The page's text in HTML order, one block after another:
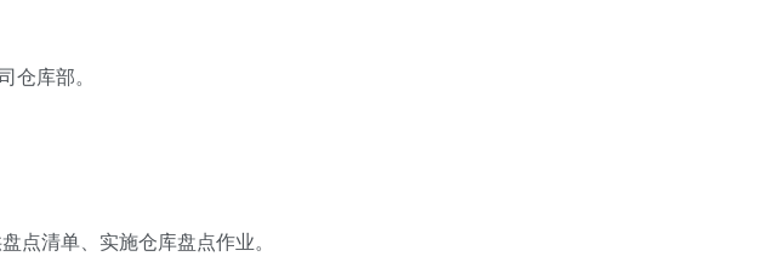
仓库部。
点清单、实施仓库盘点作业。